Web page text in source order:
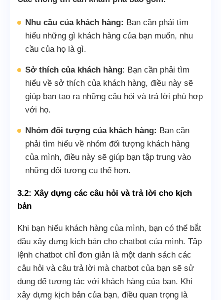
Nhu cầu của khách hàng: Bạn cần phải tìm
hiểu những gì khách hàng của bạn muốn, nhu
cầu của họ là gì.
Sở thích của khách hàng: Bạn cần phải tìm
hiểu về sở thích của khách hàng, điều này sẽ
giúp bạn tạo ra những câu hỏi và trả lời phù hợp
với họ.
Nhóm đối tượng của khách hàng: Bạn cần
phải tìm hiểu về nhóm đối tượng khách hàng
của mình, điều này sẽ giúp bạn tập trung vào
những đối tượng cụ thể hơn.
3.2: Xây dựng các câu hỏi và trả lời cho kịch
bản
Khi bạn hiểu khách hàng của mình, bạn có thể bắt
đầu xây dựng kịch bản cho chatbot của mình. Tập
lệnh chatbot chỉ đơn giản là một danh sách các
câu hỏi và câu trả lời mà chatbot của bạn sẽ sử
dụng để tương tác với khách hàng của bạn. Khi
xây dựng kịch bản của bạn, điều quan trọng là